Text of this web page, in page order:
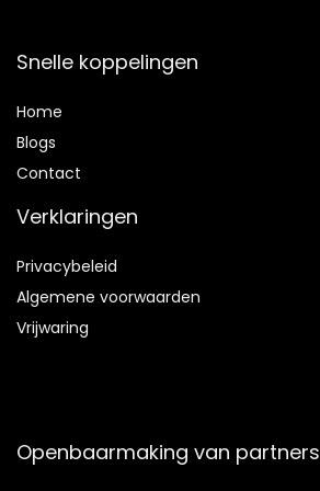
Snelle koppelingen
Home
Blogs
Contact
Verklaringen
Privacybeleid
Algemene voorwaarden
Vrijwaring
Openbaarmaking van partners